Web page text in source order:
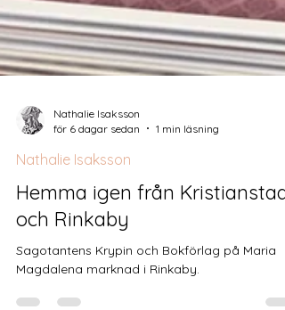
för 6 dagar sedan
1 min läsning
Nathalie Isaksson
Hemma igen från Kristianstad
och Rinkaby